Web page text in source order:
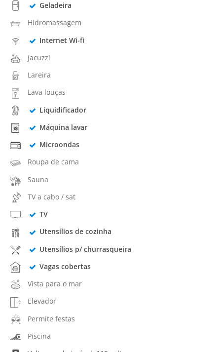
Geladeira
Hidromassagem
Internet Wi-fi
Jacuzzi
Lareira
Lava louças
Liquidificador
Máquina lavar
Microondas
Roupa de cama
Sauna
TV a cabo / sat
TV
Utensílios de cozinha
Utensílios p/ churrasqueira
Vagas cobertas
Vista para o mar
Elevador
Permite festas
Piscina